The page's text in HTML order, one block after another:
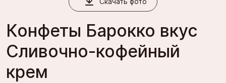
Конфеты Барокко вкус
Сливочно-кофейный
крем